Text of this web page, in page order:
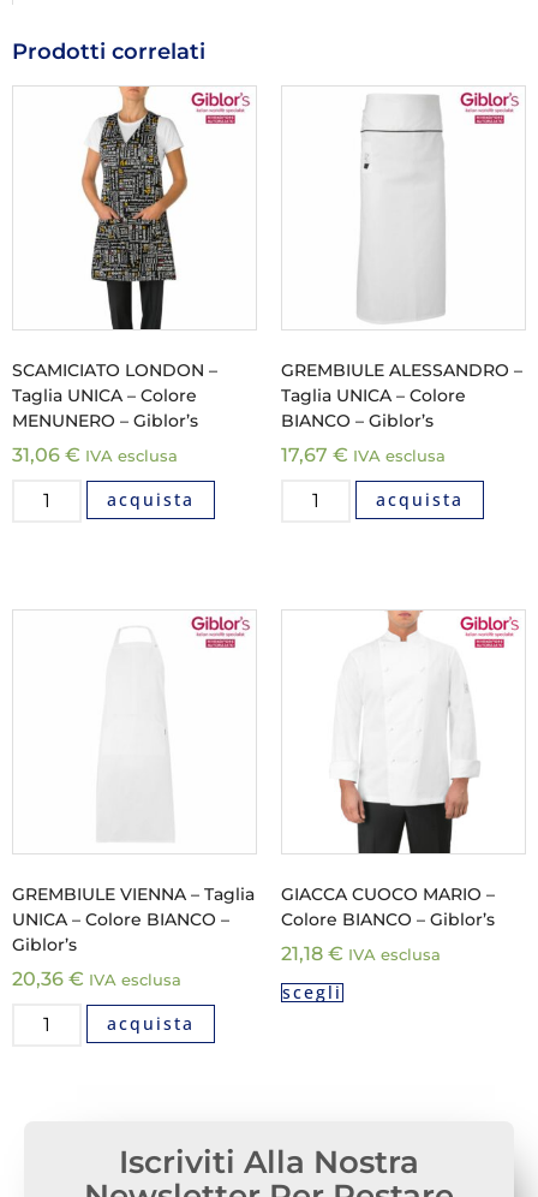
Prodotti correlati
SCAMICIATO LONDON –
Taglia UNICA – Colore
MENUNERO – Giblor’s
31,06 € IVA esclusa
acquista
GREMBIULE ALESSANDRO –
Taglia UNICA – Colore
BIANCO – Giblor’s
17,67 € IVA esclusa
acquista
GREMBIULE VIENNA – Taglia
UNICA – Colore BIANCO –
Giblor’s
20,36 € IVA esclusa
acquista
GIACCA CUOCO MARIO –
Colore BIANCO – Giblor’s
21,18 € IVA esclusa
scegli
Iscriviti Alla Nostra